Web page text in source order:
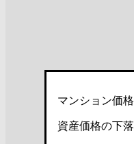
マンション価
資産価格の下